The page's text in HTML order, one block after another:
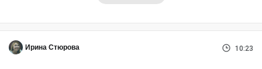
Ирина Стюрова 10:23